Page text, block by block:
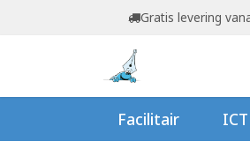
Overslaan naar inhoudGratis levering
Facilitair